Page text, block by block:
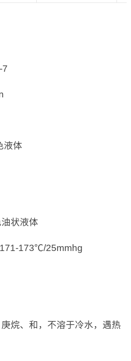
7
液体
状液体
173℃/25mmhg
烷、和，不溶于冷水，遇热